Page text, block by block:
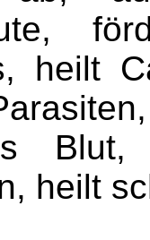
heilt
Blut,
heilt